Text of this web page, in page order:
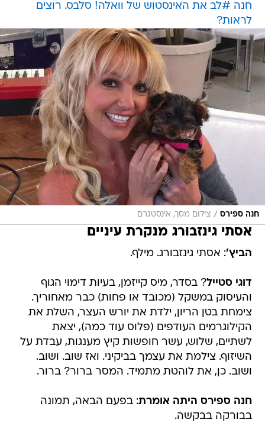
חנה #לב את האינסטוש של וואלה! סלבס. רוצים
לראות?
חנה ספירס / צילום מסך, אינסטגרם
אסתי גינזבורג מנקרת עיניים
הביץ': אסתי גינזבורג. מילף.
דוגי סטייל? בסדר, מיס קייזמן, בעיות דימוי הגוף
והעיסוק במשקל (מכובד או פחות) כבר מאחוריך.
צימחת בטן הריון, ילדת את יורש העצר, השלת את
הקילוגרמים העודפים (פלוס עוד כמה), יצאת
לשתיים, שלוש, עשר חופשות קיץ מענגות, עבדת על
השיזוף. צילמת את עצמך בביקיני. ואז שוב. ושוב.
ושוב. כן, את לוהטת מתמיד. המסר ברור? ברור.
חנה ספירס היתה אומרת: בפעם הבאה, תמונה
בבורקה בבקשה.